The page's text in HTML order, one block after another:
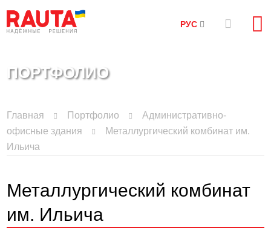
РУС
ПОРТФОЛИО
Главная Портфолио
Административно-
офисные здания
Металлургический комбинат им.
Ильича
Металлургический комбинат
им. Ильича